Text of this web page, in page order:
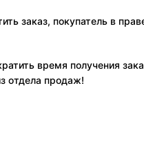
заказ, покупатель в
время получения
отдела продаж!